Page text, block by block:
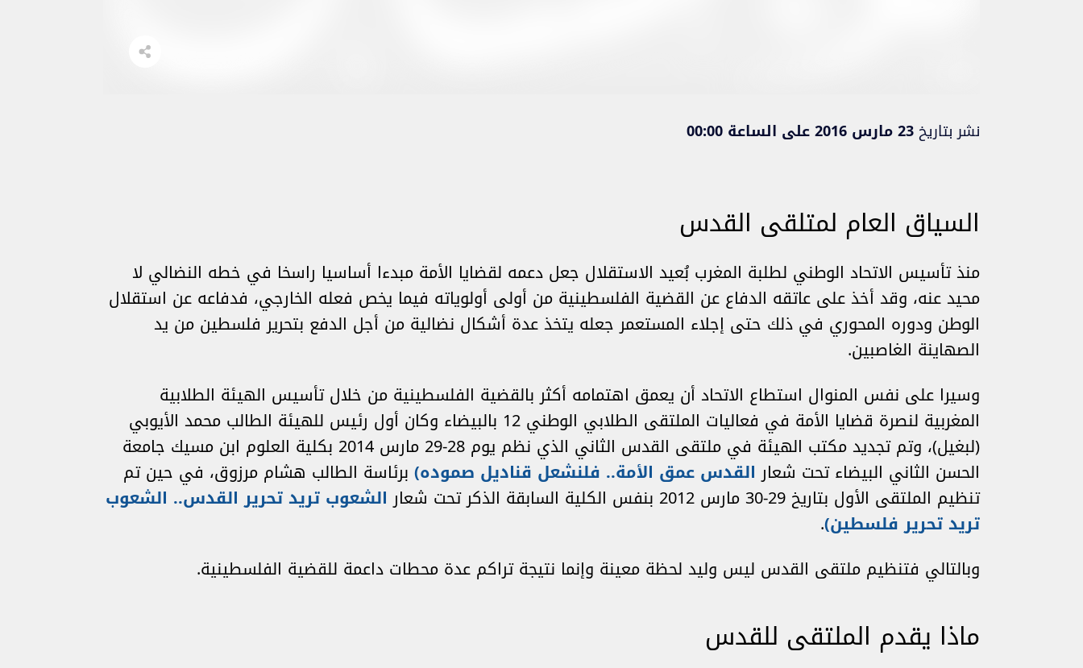
نشر بتاريخ23 مارس 2016 على الساعة 00:00
السياق العام لمتلقى القدس
منذ تأسيس الاتحاد الوطني لطلبة المغرب بُعيد الاستقلال جعل دعمه لقضايا الأمة مبدءا أساسيا راسخا في خطه النضالي لا
محيد عنه، وقد أخذ على عاتقه الدفاع عن القضية الفلسطينية من أولى أولوياته فيما يخص فعله الخارجي، فدفاعه عن استقلال
الوطن ودوره المحوري في ذلك حتى إجلاء المستعمر جعله يتخذ عدة أشكال نضالية من أجل الدفع بتحرير فلسطين من يد
الصهاينة الغاصبين.
وسيرا على نفس المنوال استطاع الاتحاد أن يعمق اهتمامه أكثر بالقضية الفلسطينية من خلال تأسيس الهيئة الطلابية
المغربية لنصرة قضايا الأمة في فعاليات الملتقى الطلابي الوطني 12 بالبيضاء وكان أول رئيس للهيئة الطالب محمد الأيوبي
(لبغيل)، وتم تجديد مكتب الهيئة في ملتقى القدس الثاني الذي نظم يوم 28-29 مارس 2014 بكلية العلوم ابن مسيك جامعة
الحسن الثاني البيضاء تحت شعار القدس عمق الأمة.. فلنشعل قناديل صموده) برئاسة الطالب هشام مرزوق، في حين تم
تنظيم الملتقى الأول بتاريخ 29-30 مارس 2012 بنفس الكلية السابقة الذكر تحت شعار
الشعوب تريد تحرير القدس.. الشعوب
تريد تحرير فلسطين).
وبالتالي فتنظيم ملتقى القدس ليس وليد لحظة معينة وإنما نتيجة تراكم عدة محطات داعمة للقضية الفلسطينية.
ماذا يقدم الملتقى للقدس